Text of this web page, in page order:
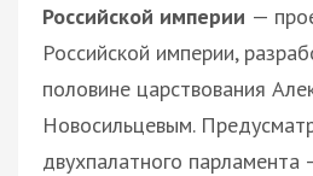
Российской империи —
Российской империи,
половине царствования
Новосильцевым.
двухпалатного парламента